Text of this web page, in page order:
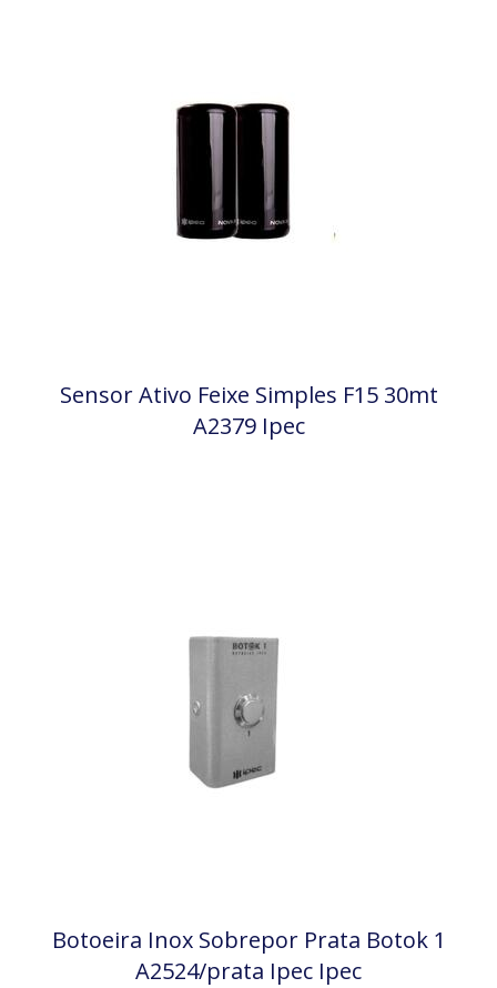
Sensor Ativo Feixe Simples F15 30mt
A2379 Ipec
Botoeira Inox Sobrepor Prata Botok 1
A2524/prata Ipec Ipec